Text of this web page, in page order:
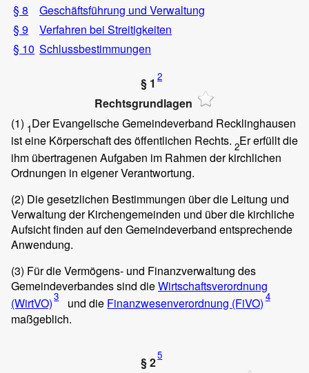
§ 8
Geschäftsführung und Verwaltung
§ 9
Verfahren bei Streitigkeiten
§ 10 Schlussbestimmungen
§ 1 2
Rechtsgrundlagen
(1) 1Der Evangelische Gemeindeverband Recklinghausen
ist eine Körperschaft des öffentlichen Rechts. 2Er erfüllt die
ihm übertragenen Aufgaben im Rahmen der kirchlichen
Ordnungen in eigener Verantwortung.
(2) Die gesetzlichen Bestimmungen über die Leitung und
Verwaltung der Kirchengemeinden und über die kirchliche
Aufsicht finden auf den Gemeindeverband entsprechende
Anwendung.
(3) Für die Vermögens- und Finanzverwaltung des
Gemeindeverbandes sind dieWirtschaftsverordnung
(WirtVO)3 und die Finanzwesenverordnung (FiVO)4
maßgeblich.
§ 25